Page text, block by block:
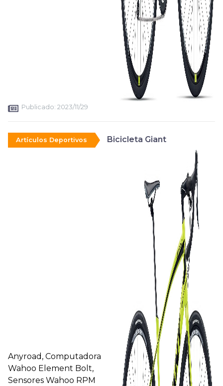
Publicado: 2023/11/29
Artículos Deportivos Bicicleta Giant
Anyroad, Computadora
Wahoo Element Bolt,
Sensores Wahoo RPM